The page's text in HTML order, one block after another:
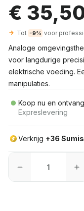
€
Tot -9% voor
Analoge
voor langdurige
elektrische voeding.
manipulaties.
Koop nu en
Expreslevering
Verkrijg +36 Sumis